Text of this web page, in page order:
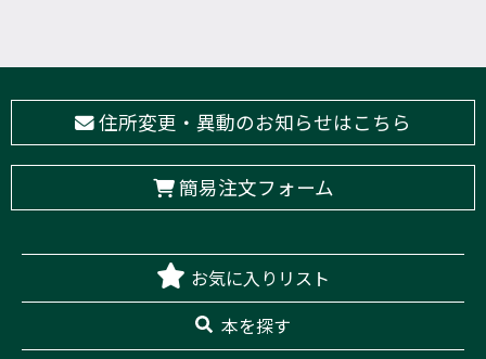
住所変更・異動のお知らせはこちら
簡易注文フォーム
お気に入りリスト
本を探す